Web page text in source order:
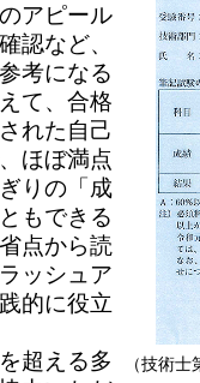
（技術
アピール
認など、
考になる
て、合格
れた自己
ほぼ満点
りの「成
もできる
点から読
ッシュア
的に役立
超える多